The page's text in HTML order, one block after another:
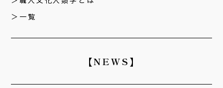
一覧
【NEWS】